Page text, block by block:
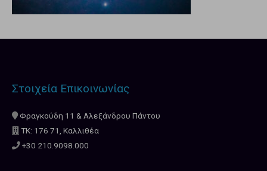
Στοιχεία Επικοινωνίας
Φραγκούδη 11 & Αλεξάνδρου Πάντου
ΤΚ: 176 71, Καλλιθέα
+30 210.9098.000